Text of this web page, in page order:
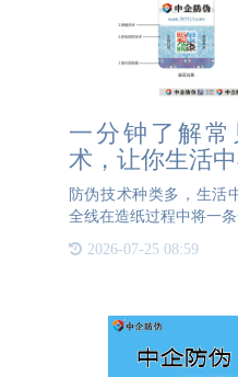
一分钟了解
术，让你生活
防伪技术种类多，生活
全线在造纸过程中将一
据需求来定制文字和图
2026-07-25 08:59